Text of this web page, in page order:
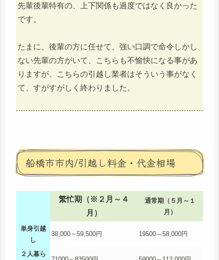
先輩後輩特有の、上下関係も過度ではなく良かった
です。
たまに、後輩の方に任せて、強い口調で命令しかし
ない先輩の方がいて、こちらも不愉快になる事があ
りますが、こちらの引越し業者はそういう事がなく
て、すがすがしく終わりました。
船橋市市内/引越し料金・代金相場
繁忙期（※２月～４
月）
通常期（５月～１
月）
単身引越
し
38,000～59,500円 19500～58,000円
２人暮ら